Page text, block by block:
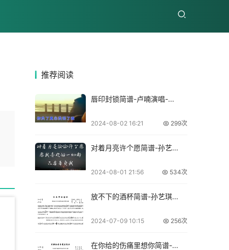
推荐阅读
唇印封锁简谱-卢喃演唱-...
2024-08-02 16:21 299次
对着月亮许个愿简谱-孙艺...
2024-08-01 21:56 534次
放不下的酒杯简谱-孙艺琪...
2024-07-09 10:15 256次
在你给的伤痛里想你简谱-...